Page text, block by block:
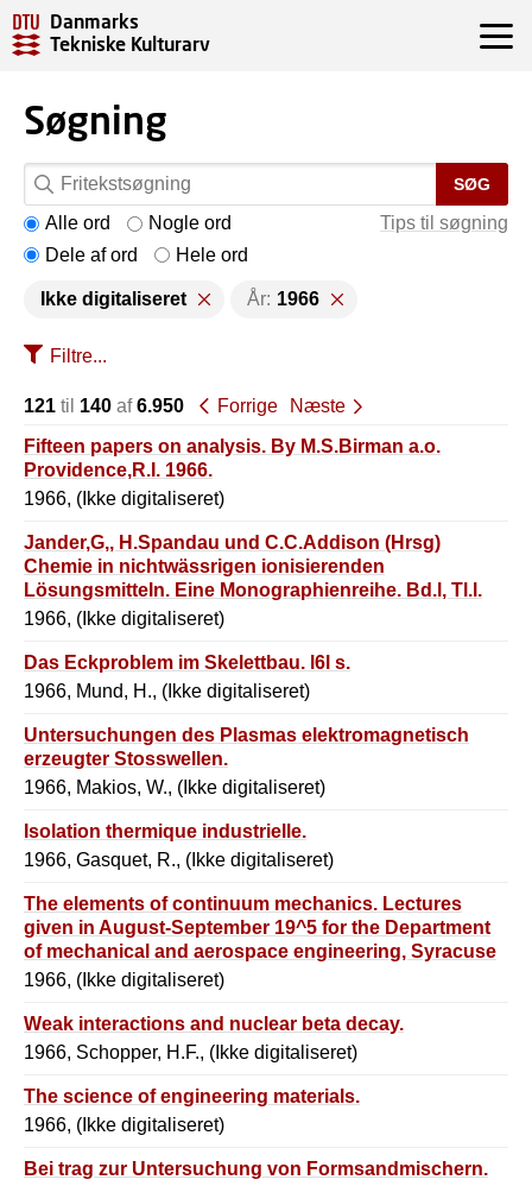
Danmarks
Tekniske Kulturarv
Søgning
SØG
Tips til søgning
Alle ord
Nogle ord
Dele af ord
Hele ord
Ikke digitaliseret År: 1966
Filtre...
121 til 140 af6.950 Forrige
Næste
Fifteen papers on analysis. By M.S.Birman a.o.
Providence,R.I. 1966.
1966, (Ikke digitaliseret)
Jander,G,, H.Spandau und C.C.Addison (Hrsg)
Chemie in nichtwässrigen ionisierenden
Lösungsmitteln. Eine Monographienreihe. Bd.l, Tl.l.
1966, (Ikke digitaliseret)
Das Eckproblem im Skelettbau. l6l s.
1966, Mund, H., (Ikke digitaliseret)
Untersuchungen des Plasmas elektromagnetisch
erzeugter Stosswellen.
1966, Makios, W., (Ikke digitaliseret)
Isolation thermique industrielle.
1966, Gasquet, R., (Ikke digitaliseret)
The elements of continuum mechanics. Lectures
given in August-September 19^5 for the Department
of mechanical and aerospace engineering, Syracuse
university, Syracuse, N.Y.
1966, (Ikke digitaliseret)
Weak interactions and nuclear beta decay.
1966, Schopper, H.F., (Ikke digitaliseret)
The science of engineering materials.
1966, (Ikke digitaliseret)
Bei trag zur Untersuchung von Formsandmischern.